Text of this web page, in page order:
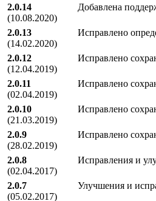
2.0.14
(10.08.2020)
Добавлена
2.0.13
(14.02.2020)
Исправлено
2.0.12
(12.04.2019)
Исправлено
2.0.11
(02.04.2019)
Исправлено
2.0.10
(21.03.2019)
Исправлено
2.0.9
(28.02.2019)
Исправлено
2.0.8
(02.04.2017)
Исправления и
2.0.7
(05.02.2017)
Улучшения и